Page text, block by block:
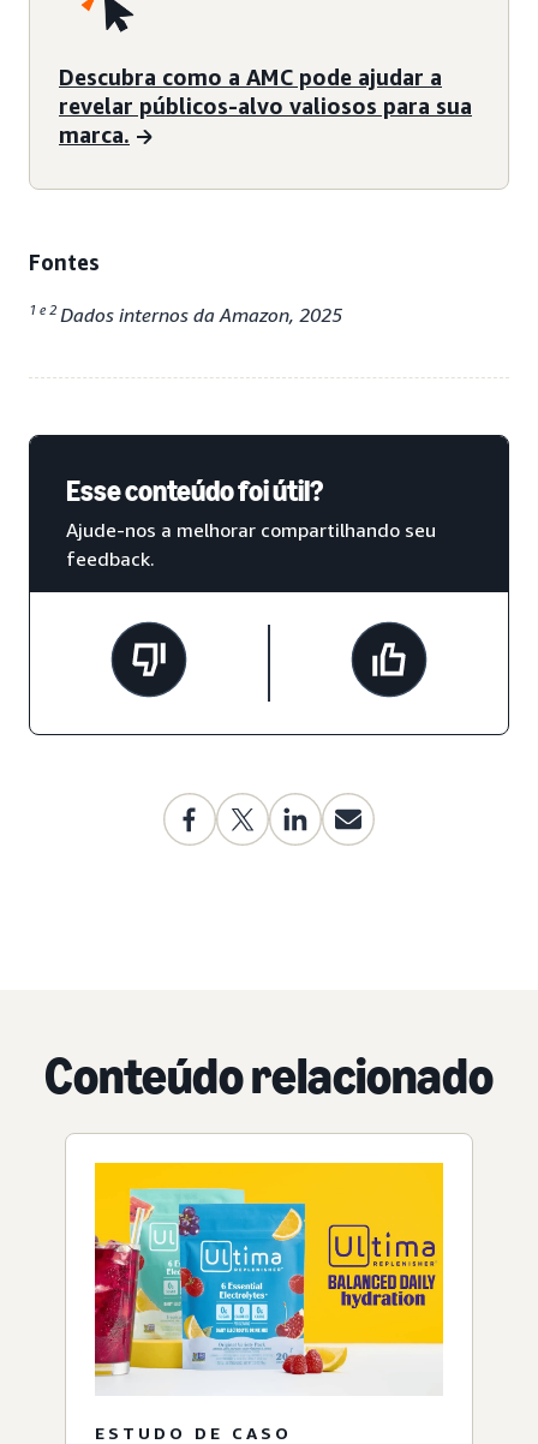
Descubra como a AMC pode ajudar a
revelar públicos-alvo valiosos para sua
marca.
Fontes
1 e 2 Dados internos da Amazon, 2025
Esse conteúdo foi útil?
Ajude-nos a melhorar compartilhando seu
feedback.
Conteúdo relacionado
ESTUDO DE CASO